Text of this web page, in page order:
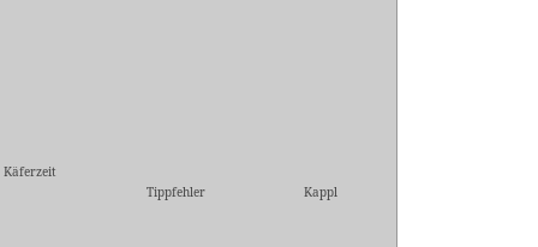
Käferzeit
Tippfehler
Kappl